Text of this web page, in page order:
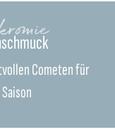
Cometen für